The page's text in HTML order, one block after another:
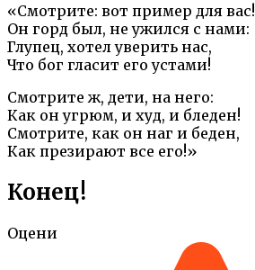
«Смотрите: вот пример для вас!
Он горд был, не ужился с нами:
Глупец, хотел уверить нас,
Что бог гласит его устами!
Смотрите ж, дети, на него:
Как он угрюм, и худ, и бледен!
Смотрите, как он наг и беден,
Как презирают все его!»
Конец!
Оцени